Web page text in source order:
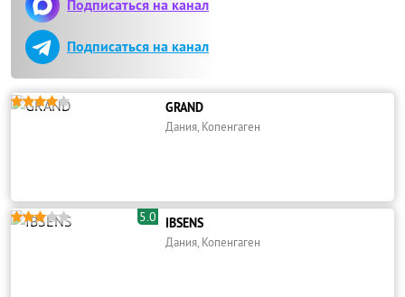
Подписаться на канал
Подписаться на канал
 GRAND
Дания, Копенгаген
 5.0 IBSENS
Дания, Копенгаген